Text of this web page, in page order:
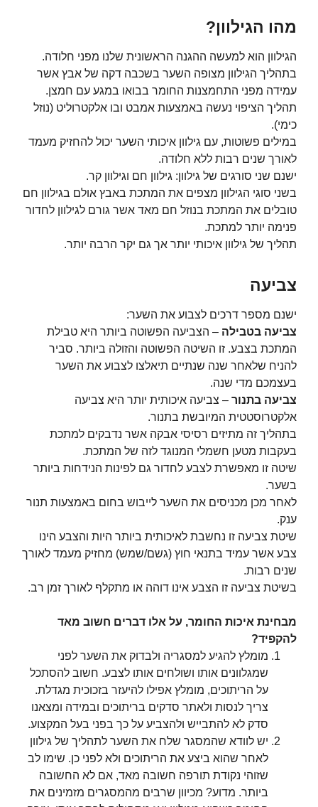
מהו הגילוון?
הגילוון הוא למעשה ההגנה הראשונית שלנו מפני חלודה.
בתהליך הגילוון מצופה השער בשכבה דקה של אבץ אשר
עמידה מפני התחמצנות החומר בבואו במגע עם חמצן.
תהליך הציפוי נעשה באמצעות אמבט ובו אלקטרוליט (נוזל
כימי).
במילים פשוטות, עם גילוון איכותי השער יכול להחזיק מעמד
לאורך שנים רבות ללא חלודה.
ישנם שני סורגים של גילוון: גילוון חם וגילוון קר.
בשני סוגי הגילוון מצפים את המתכת באבץ אולם בגילוון חם
טובלים את המתכת בנוזל חם מאד אשר גורם לגילוון לחדור
פנימה יותר למתכת.
תהליך של גילוון איכותי יותר אך גם יקר הרבה יותר.
צביעה
ישנם מספר דרכים לצבוע את השער:
צביעה בטבילה – הצביעה הפשוטה ביותר היא טבילת
המתכת בצבע. זו השיטה הפשוטה והזולה ביותר. סביר
להניח שלאחר שנה שנתיים תיאלצו לצבוע את השער
בעצמכם מדי שנה.
צביעה בתנור – צביעה איכותית יותר היא צביעה
אלקטרוסטטית המיובשת בתנור.
בתהליך זה מתיזים רסיסי אבקה אשר נדבקים למתכת
בעקבות מטען חשמלי המנוגד לזה של המתכת.
שיטה זו מאפשרת לצבע לחדור גם לפינות הנידחות ביותר
בשער.
לאחר מכן מכניסים את השער לייבוש בחום באמצעות תנור
ענק.
שיטת צביעה זו נחשבת לאיכותית ביותר היות והצבע הינו
צבע אשר עמיד בתנאי חוץ (גשם/שמש) מחזיק מעמד לאורך
שנים רבות.
בשיטת צביעה זו הצבע אינו דוהה או מתקלף לאורך זמן רב.
מבחינת איכות החומר, על אלו דברים חשוב מאד
להקפיד?
מומלץ להגיע למסגריה ולבדוק את השער לפני
שמגלוונים אותו ושולחים אותו לצבע. חשוב להסתכל
על הריתוכים, מומלץ אפילו להיעזר בזכוכית מגדלת.
צריך לנסות ולאתר סדקים בריתוכים ובמידה ומצאנו
סדק לא להתבייש ולהצביע על כך בפני בעל המקצוע.
יש לוודא שהמסגר שלח את השער לתהליך של גילוון
לאחר שהוא ביצע את הריתוכים ולא לפני כן. שימו לב
שזוהי נקודת תורפה חשובה מאד, אם לא החשובה
ביותר. מדוע? מכיוון שרבים מהמסגרים מזמינים את